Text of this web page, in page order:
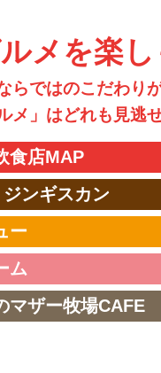
メを楽し
らではのこだわり
メ」はどれも見逃
食店MAP
ジンギスカン
ー
ム
マザー牧場CAFE